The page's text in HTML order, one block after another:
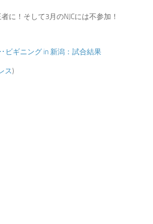
に！そして3月のNJCには不参加！
･ビギニング in 新潟：試合結果
ス)